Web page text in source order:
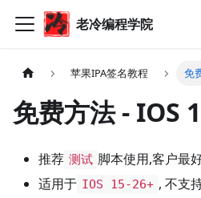
老冷编程学院
苹果IPA签名教程 免
免费方法 - IOS
推荐 测试 脚本使用,客户最
适用于 IOS 15-26+ , 不支